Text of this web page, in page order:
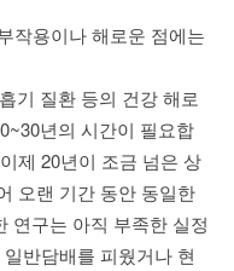
작용이나 해로운 점에는
기 질환 등의 건강 해로
년의 시간이 필요합
제 20년이 조금 넘은 상
오랜 기간 동안 동일한
연구는 아직 부족한 실정
반담배를 피웠거나 현